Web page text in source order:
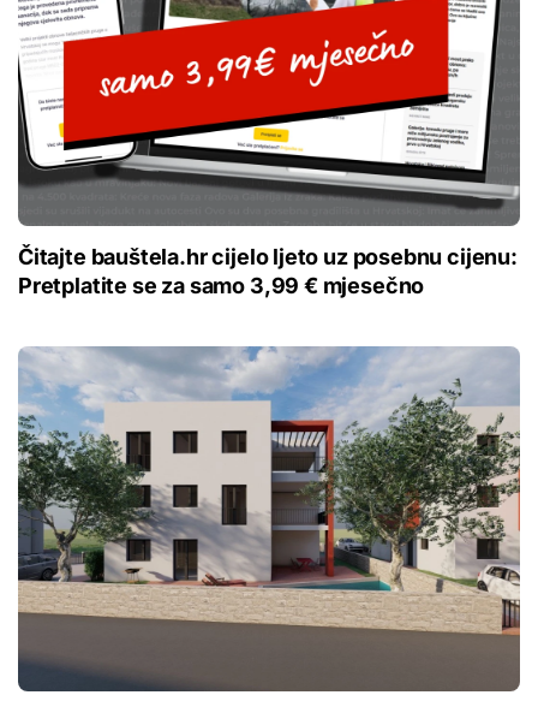
Čitajte bauštela.hr cijelo ljeto uz posebnu cijenu:
Pretplatite se za samo 3,99 € mjesečno